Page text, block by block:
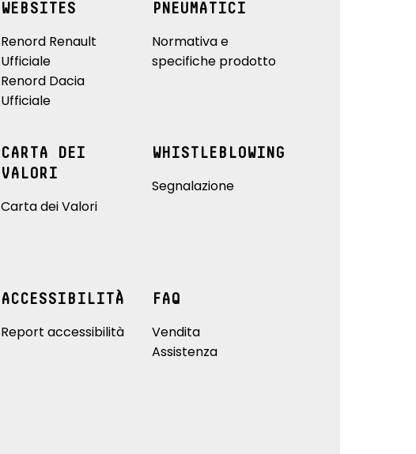
WEBSITES
Renord Renault
Ufficiale
Renord Dacia
Ufficiale
PNEUMATICI
Normativa e
specifiche prodotto
CARTA DEI
VALORI
Carta dei Valori
WHISTLEBLOWING
Segnalazione
ACCESSIBILITÀ
Report accessibilità
FAQ
Vendita
Assistenza